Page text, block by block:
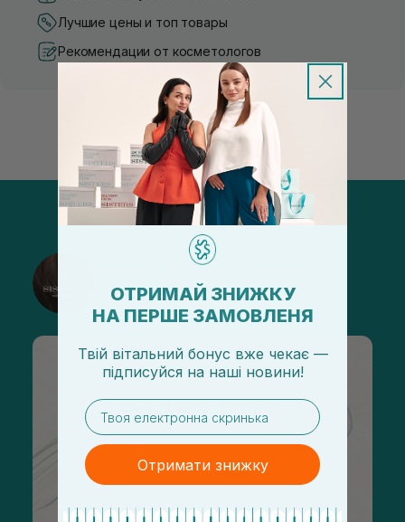
Лучшие цены и топ товары
Рекомендации от косметологов
@sisters_stelmakh в Instagram
Подписаться
ОТРИМАЙ ЗНИЖКУ
НА ПЕРШЕ ЗАМОВЛЕНЯ
Твій вітальний бонус вже чекає —
підписуйся на наші новини!
email
Отримати знижку